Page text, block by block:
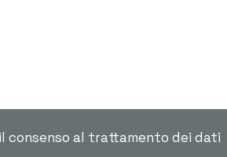
consenso al trattamento dei dati